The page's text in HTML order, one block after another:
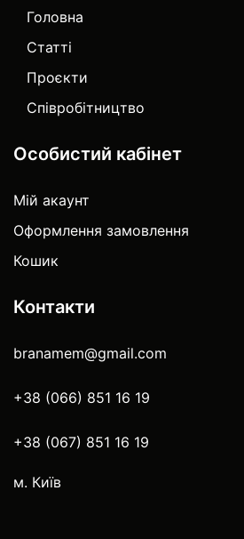
Головна
Статті
Проєкти
Співробітництво
Особистий кабінет
Мій акаунт
Оформлення замовлення
Кошик
Контакти
branamem@gmail.com
+38 (066) 851 16 19
+38 (067) 851 16 19
м. Київ